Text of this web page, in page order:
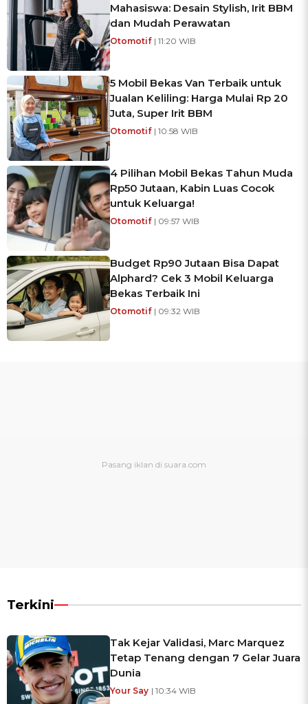
Mahasiswa: Desain Stylish, Irit BBM
dan Mudah Perawatan
Otomotif | 11:20 WIB
5 Mobil Bekas Van Terbaik untuk
Jualan Keliling: Harga Mulai Rp 20
Juta, Super Irit BBM
Otomotif | 10:58 WIB
4 Pilihan Mobil Bekas Tahun Muda
Rp50 Jutaan, Kabin Luas Cocok
untuk Keluarga!
Otomotif | 09:57 WIB
Budget Rp90 Jutaan Bisa Dapat
Alphard? Cek 3 Mobil Keluarga
Bekas Terbaik Ini
Otomotif | 09:32 WIB
Terkini
Tak Kejar Validasi, Marc Marquez
Tetap Tenang dengan 7 Gelar Juara
Dunia
Your Say | 10:34 WIB